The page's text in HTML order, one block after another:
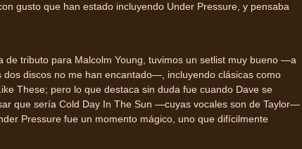
gusto que han estado incluyendo Under Pressure, y pensaba
de tributo para Malcolm Young, tuvimos un setlist muy bueno —a
discos no me han encantado—, incluyendo clásicas como
These; pero lo que destaca sin duda fue cuando Dave se
que sería Cold Day In The Sun —cuyas vocales son de Taylor—
Pressure fue un momento mágico, uno que difícilmente